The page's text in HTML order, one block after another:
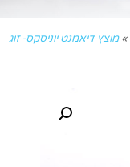
» מוצץ דיאמנט יוניסקס- זוג